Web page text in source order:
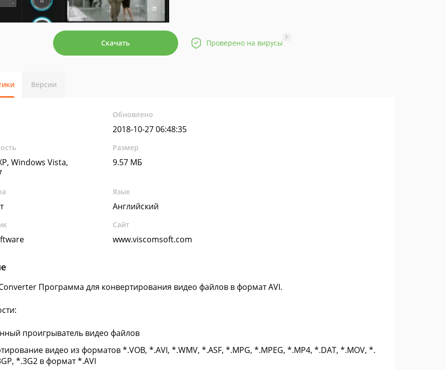
Скачать Проверено на вирусы
?
Версии
Обновлено
2018-10-27 06:48:35
Windows Vista,
Размер
9.57 МБ
Язык
Английский
Сайт
www.viscomsoft.com
Программа для конвертирования видео файлов в формат AVI.
проигрыватель видео файлов
видео из форматов *.VOB, *.AVI, *.WMV, *.ASF, *.MPG, *.MPEG, *.MP4, *.DAT, *.MOV, *.
*.3G2 в формат *.AVI